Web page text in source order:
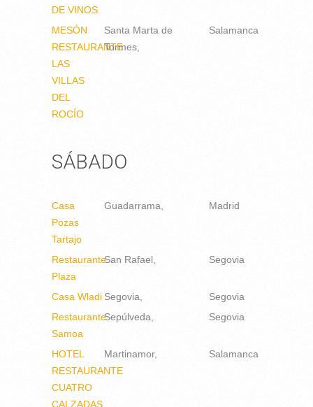
DE VINOS
MESÓN
RESTAURANTE
LAS
VILLAS
DEL
ROCÍO
Santa Marta de
Tormes
Salamanca
SÁBADO
Casa
Pozas
Tartajo
Guadarrama Madrid
Restaurante
Plaza
San Rafael Segovia
Casa Wladi Segovia
Segovia
Restaurante
Samoa
Sepúlveda Segovia
HOTEL
RESTAURANTE
CUATRO
CALZADAS
Martinamor Salamanca